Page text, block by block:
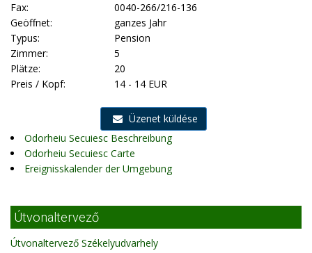
Fax:
0040-266/216-136
Geöffnet:
ganzes Jahr
Typus:
Pension
Zimmer:
5
Plätze:
20
Preis / Kopf:
14 - 14 EUR
Üzenet küldése
Odorheiu Secuiesc Beschreibung
Odorheiu Secuiesc Carte
Ereignisskalender der Umgebung
Útvonaltervező
Útvonaltervező Székelyudvarhely